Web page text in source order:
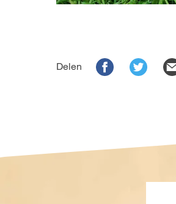
Delen